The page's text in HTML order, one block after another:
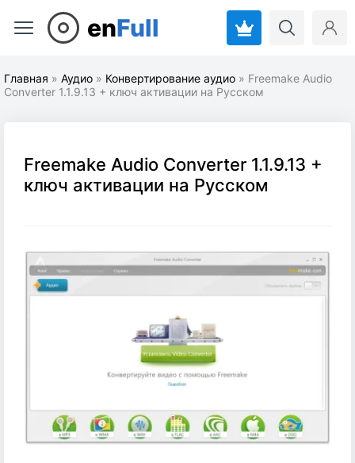
enFull
Главная » Аудио » Конвертирование аудио » Freemake Audio
Converter 1.1.9.13 + ключ активации на Русском
Freemake Audio Converter 1.1.9.13 +
ключ активации на Русском